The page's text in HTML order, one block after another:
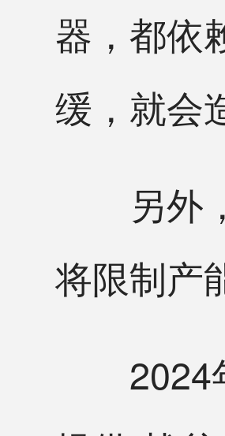
器，都依
缓，就会
另外，
将限制产
2024年